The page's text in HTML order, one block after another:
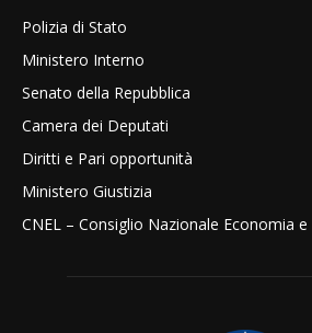
Polizia di Stato
Ministero Interno
Senato della Repubblica
Camera dei Deputati
Diritti e Pari opportunità
Ministero Giustizia
CNEL – Consiglio Nazionale Economia